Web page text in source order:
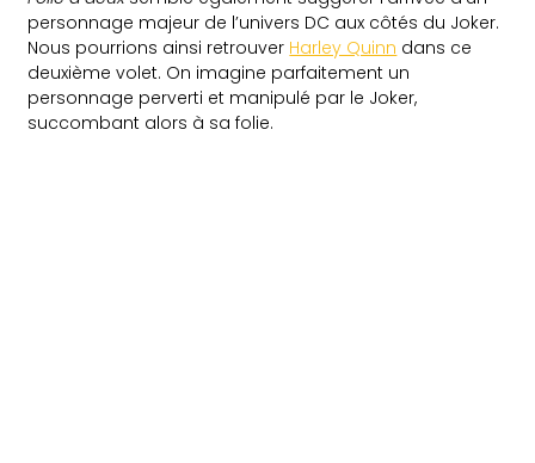
personnage majeur de l’univers DC aux côtés du Joker.
Nous pourrions ainsi retrouver Harley Quinn dans ce
deuxième volet. On imagine parfaitement un
personnage perverti et manipulé par le Joker,
succombant alors à sa folie.